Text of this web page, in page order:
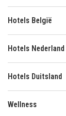
Hotels België
Hotels Nederland
Hotels Duitsland
Wellness